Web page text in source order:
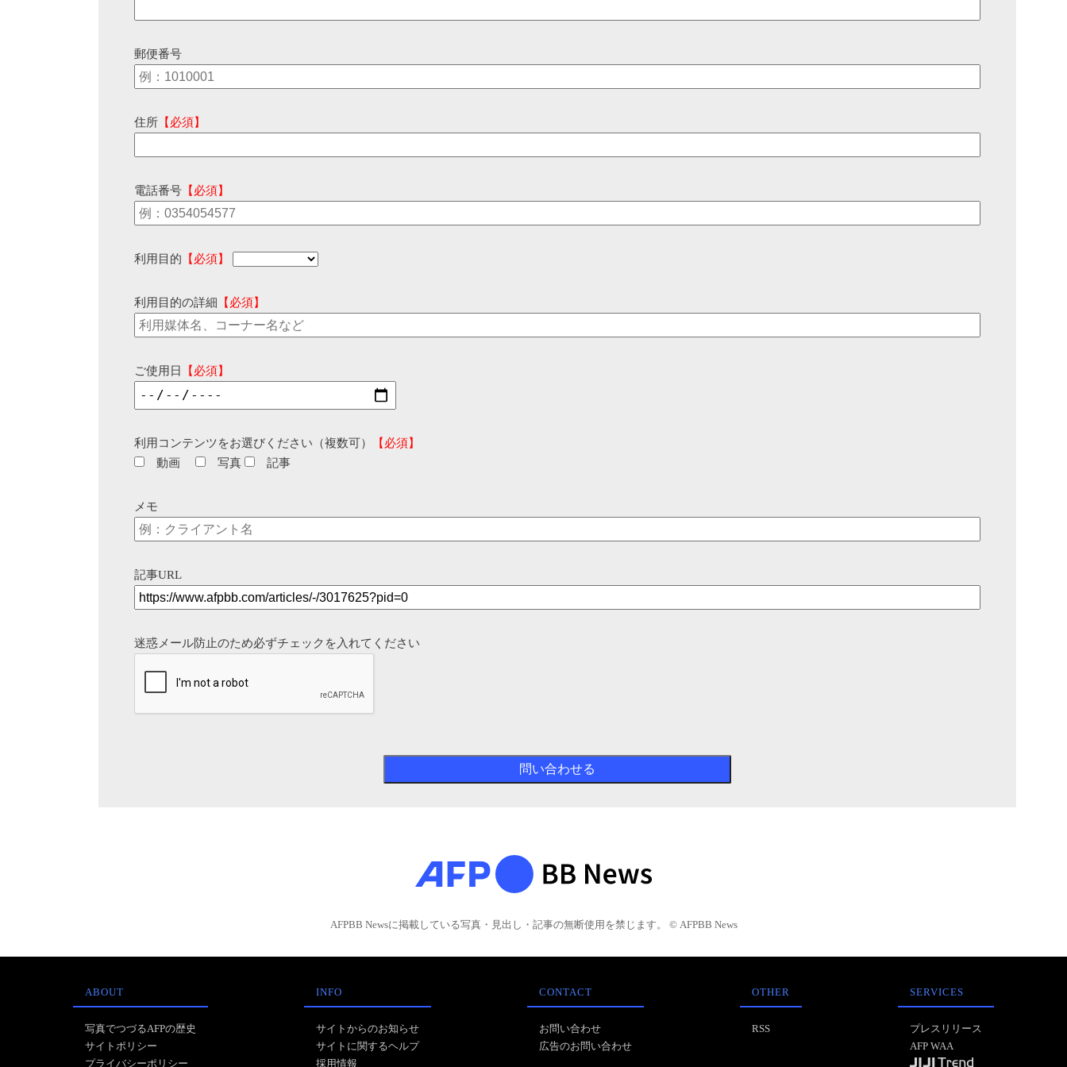
郵便番号
住所 【必須】
電話番号 【必須】
利用目的 【必須】
利用目的の詳細 【必須】
ご使用日 【必須】
利用コンテンツをお選びください（複数可）
【必須】
動画
写真 記事
メモ
記事URL
迷惑メール防止のため必ずチェックを入れてください
AFPBB Newsに掲載している写真・見出し・記事の無断使用を禁じます。 © AFPBB News
ABOUT
写真でつづるAFPの歴史
サイトポリシー
プライバシーポリシー
INFO
サイトからのお知らせ
サイトに関するヘルプ
採用情報
CONTACT
お問い合わせ
広告のお問い合わせ
OTHER
RSS
SERVICES
プレスリリース
AFP WAA